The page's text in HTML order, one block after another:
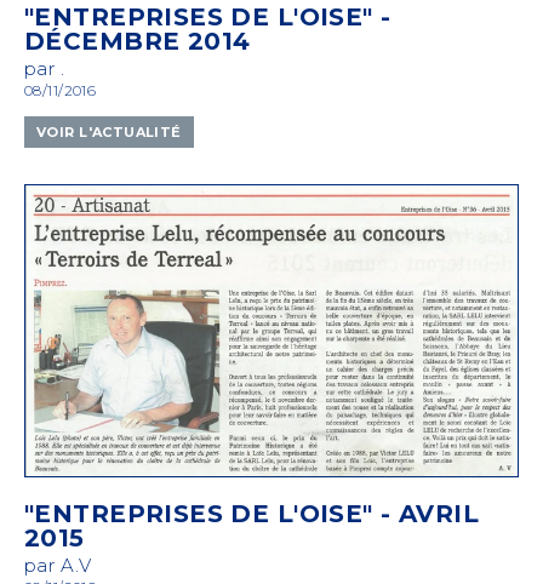
"ENTREPRISES DE L'OISE" -
DÉCEMBRE 2014
par .
08/11/2016
VOIR L'ACTUALITÉ
"ENTREPRISES DE L'OISE" - AVRIL
2015
par A.V